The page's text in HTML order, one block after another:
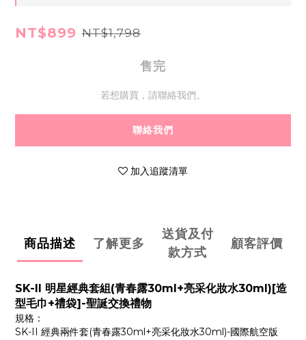
NT$899 NT$1,798
售完
若想購買，請聯絡我們。
聯絡我們
加入追蹤清單
商品描述 了解更多
送貨及付
款方式
顧客評價
SK-II 明星經典套組(青春露30ml+亮采化妝水30ml)[造
型毛巾+禮袋]-聖誕交換禮物
規格：
SK-II 經典兩件套(青春露30ml+亮采化妝水30ml)-國際航空版